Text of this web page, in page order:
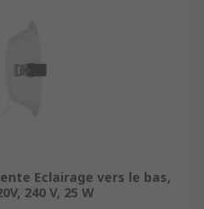
Eclairage vers le bas,
240 V, 25 W